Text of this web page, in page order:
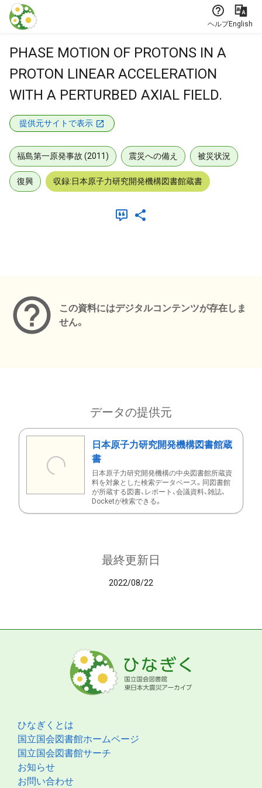
本文に飛ぶ
ヘルプEnglish
PHASE MOTION OF PROTONS IN A
PROTON LINEAR ACCELERATION
WITH A PERTURBED AXIAL FIELD.
提供元サイトで表示
福島第一原発事故 (2011) 震災への備え 被災状況
復興 収録:日本原子力研究開発機構図書館蔵書
この資料にはデジタルコンテンツが存在しま
せん。
データの提供元
日本原子力研究開発機構図書館蔵
書
日本原子力研究開発機構の中央図書館所蔵資
料を対象とした検索データベース。同図書館
が所蔵する図書、レポート、会議資料、雑誌、
Docketが検索できる。
最終更新日
2022/08/22
ひなぎくとは
国立国会図書館ホームページ
国立国会図書館サーチ
お知らせ
お問い合わせ